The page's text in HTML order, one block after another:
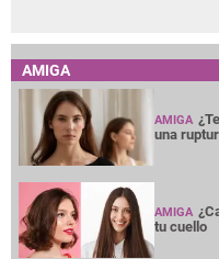
AMIGA
AMIGA
una
AMIGA
tu cuello